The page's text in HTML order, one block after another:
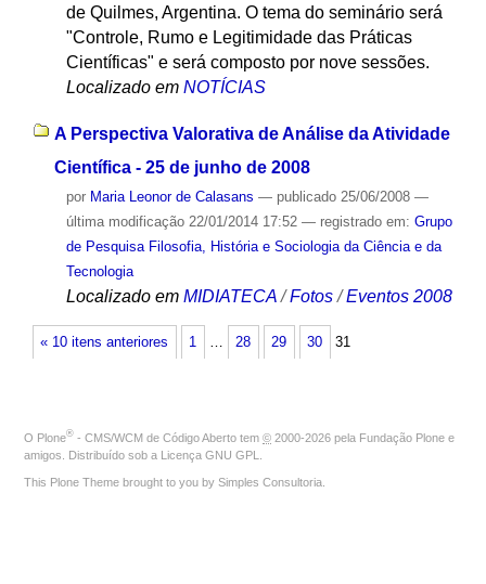
de Quilmes, Argentina. O tema do seminário será
"Controle, Rumo e Legitimidade das Práticas
Científicas" e será composto por nove sessões.
Localizado em NOTÍCIAS
A Perspectiva Valorativa de Análise da Atividade
Científica - 25 de junho de 2008
por Maria Leonor de Calasans — publicado25/06/2008 —
última modificação22/01/2014 17:52 — registrado em: Grupo
de Pesquisa Filosofia, História e Sociologia da Ciência e da
Tecnologia
Localizado em MIDIATECA /Fotos /Eventos 2008
« 10 itens anteriores 1 28 29 30 31
O Plone® - CMS/WCM de Código Aberto tem © 2000-2026 pela Fundação Plone e
amigos. Distribuído sob a Licença GNU GPL
This Plone Theme brought to you by Simples Consultoria